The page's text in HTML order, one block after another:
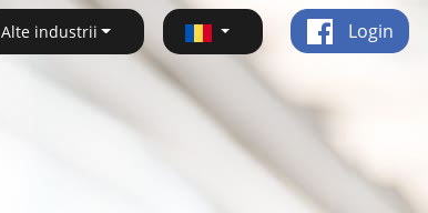
Alte industrii Login